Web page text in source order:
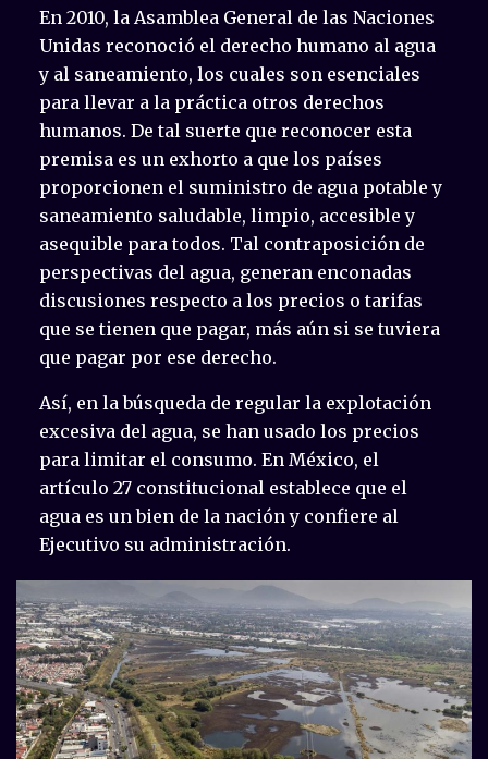
En 2010, la Asamblea General de las Naciones
Unidas reconoció el derecho humano al agua
y al saneamiento, los cuales son esenciales
para llevar a la práctica otros derechos
humanos. De tal suerte que reconocer esta
premisa es un exhorto a que los países
proporcionen el suministro de agua potable y
saneamiento saludable, limpio, accesible y
asequible para todos. Tal contraposición de
perspectivas del agua, generan enconadas
discusiones respecto a los precios o tarifas
que se tienen que pagar, más aún si se tuviera
que pagar por ese derecho.
Así, en la búsqueda de regular la explotación
excesiva del agua, se han usado los precios
para limitar el consumo. En México, el
artículo 27 constitucional establece que el
agua es un bien de la nación y confiere al
Ejecutivo su administración.